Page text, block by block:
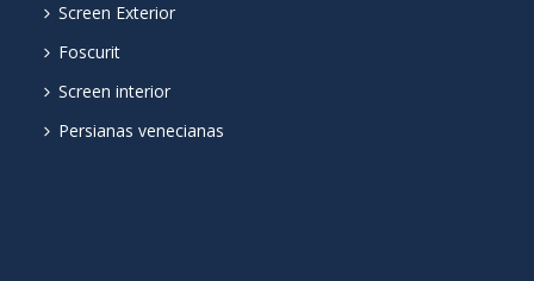
Screen Exterior
Foscurit
Screen interior
Persianas venecianas